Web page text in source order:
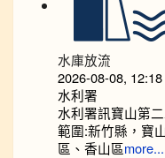
水庫放流
2026-08-08, 12:18
水利署
水利署訊寶山第
範圍:新竹縣，寶
區、香山區more...